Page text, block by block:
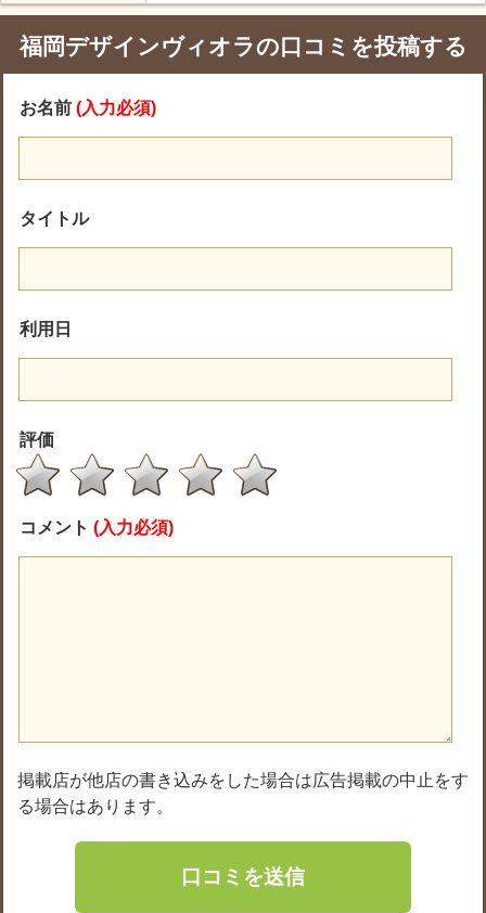
福岡デザインヴィオラの口コミを投稿する
お名前 (入力必須)
タイトル
利用日
評価
コメント (入力必須)
掲載店が他店の書き込みをした場合は広告掲載の中止をす
る場合はあります。